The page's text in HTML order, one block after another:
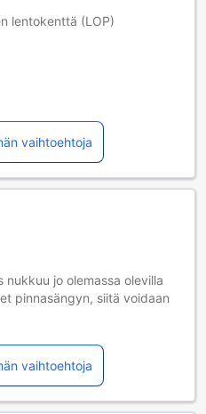
lentokenttä (LOP)
vaihtoehtoja
nukkuu jo olemassa olevilla
pinnasängyn, siitä voidaan
huonekoko lisätietoa
eri käytännöt ja
vaihtoehtoja